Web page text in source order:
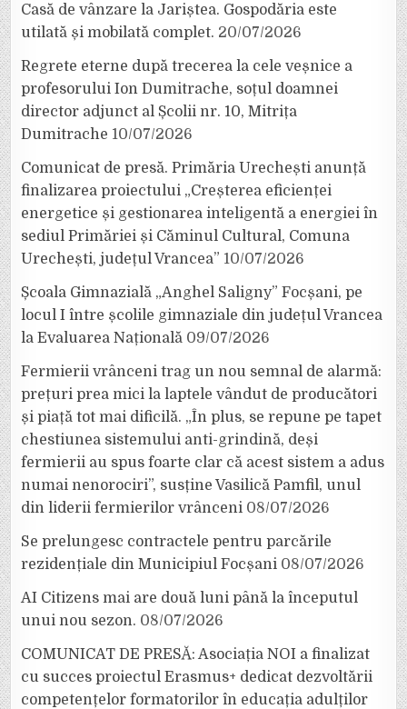
Casă de vânzare la Jariștea. Gospodăria este
utilată și mobilată complet. 20/07/2026
Regrete eterne după trecerea la cele veșnice a
profesorului Ion Dumitrache, soțul doamnei
director adjunct al Școlii nr. 10, Mitrița
Dumitrache 10/07/2026
Comunicat de presă. Primăria Urechești anunță
finalizarea proiectului „Creșterea eficienței
energetice și gestionarea inteligentă a energiei în
sediul Primăriei și Căminul Cultural, Comuna
Urechești, județul Vrancea” 10/07/2026
Școala Gimnazială „Anghel Saligny” Focșani, pe
locul I între școlile gimnaziale din județul Vrancea
la Evaluarea Națională 09/07/2026
Fermierii vrânceni trag un nou semnal de alarmă:
prețuri prea mici la laptele vândut de producători
și piață tot mai dificilă. „În plus, se repune pe tapet
chestiunea sistemului anti-grindină, deși
fermierii au spus foarte clar că acest sistem a adus
numai nenorociri”, susține Vasilică Pamfil, unul
din liderii fermierilor vrânceni 08/07/2026
Se prelungesc contractele pentru parcările
rezidențiale din Municipiul Focșani 08/07/2026
AI Citizens mai are două luni până la începutul
unui nou sezon. 08/07/2026
COMUNICAT DE PRESĂ: Asociația NOI a finalizat
cu succes proiectul Erasmus+ dedicat dezvoltării
competențelor formatorilor în educația adulților